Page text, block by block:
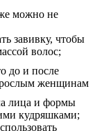
можно не
завивку, чтобы
волос;
лица и формы
кудряшками;